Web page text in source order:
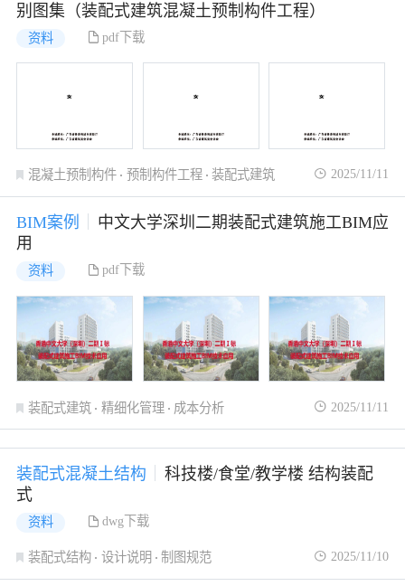
别图集（装配式建筑混凝土预制构件工程）
资料 pdf下载
混凝土预制构件 预制构件工程 装配式建筑 2025/11/11
BIM案例
中文大学深圳二期装配式建筑施工BIM应
用
资料 pdf下载
装配式建筑 精细化管理 成本分析 2025/11/11
装配式混凝土结构
科技楼/食堂/教学楼 结构装配
式
资料 dwg下载
装配式结构 设计说明 制图规范 2025/11/10